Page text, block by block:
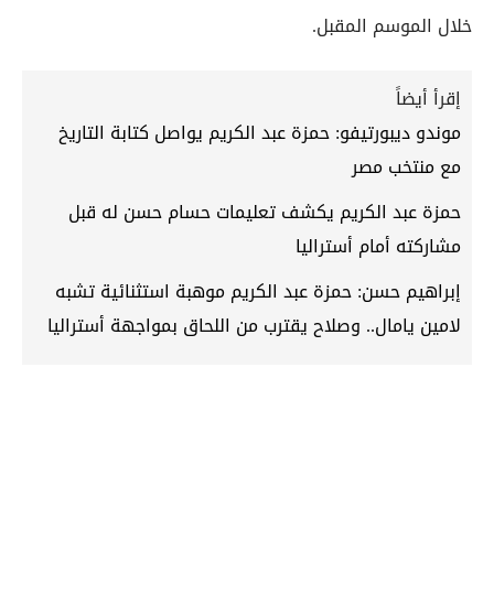
خلال الموسم المقبل.
إقرأ أيضاً
موندو ديبورتيفو: حمزة عبد الكريم يواصل كتابة التاريخ
مع منتخب مصر
حمزة عبد الكريم يكشف تعليمات حسام حسن له قبل
مشاركته أمام أستراليا
إبراهيم حسن: حمزة عبد الكريم موهبة استثنائية تشبه
لامين يامال.. وصلاح يقترب من اللحاق بمواجهة أستراليا